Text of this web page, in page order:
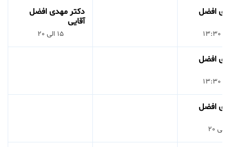
دکتر مهدی افضل
آقایی
15 الی 20
افضل
افضل
افضل